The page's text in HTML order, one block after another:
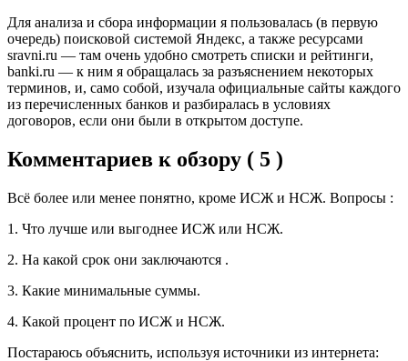
Для анализа и сбора информации я пользовалась (в первую
очередь) поисковой системой Яндекс, а также ресурсами
sravni.ru — там очень удобно смотреть списки и рейтинги,
banki.ru — к ним я обращалась за разъяснением некоторых
терминов, и, само собой, изучала официальные сайты каждого
из перечисленных банков и разбиралась в условиях
договоров, если они были в открытом доступе.
Комментариев к обзору ( 5 )
Всё более или менее понятно, кроме ИСЖ и НСЖ. Вопросы :
1. Что лучше или выгоднее ИСЖ или НСЖ.
2. На какой срок они заключаются .
3. Какие минимальные суммы.
4. Какой процент по ИСЖ и НСЖ.
Постараюсь объяснить, используя источники из интернета: